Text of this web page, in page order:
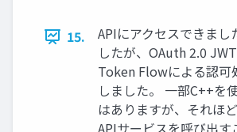
15.
APIにアクセスできまし
したが、OAuth 2.0
Token Flowによる認可
しました。 一部C++を
はありますが、それほ